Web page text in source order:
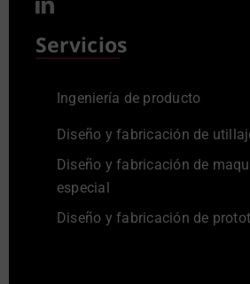
Servicios
Ingeniería de producto
Diseño y fabricación de
Diseño y fabricación de
especial
Diseño y fabricación de